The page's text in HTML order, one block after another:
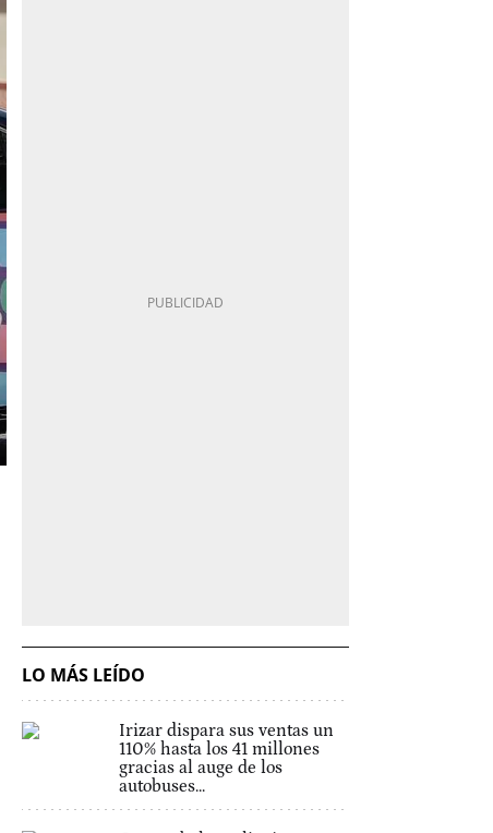
LO MÁS LEÍDO
Irizar dispara sus ventas un
110% hasta los 41 millones
gracias al auge de los
autobuses...